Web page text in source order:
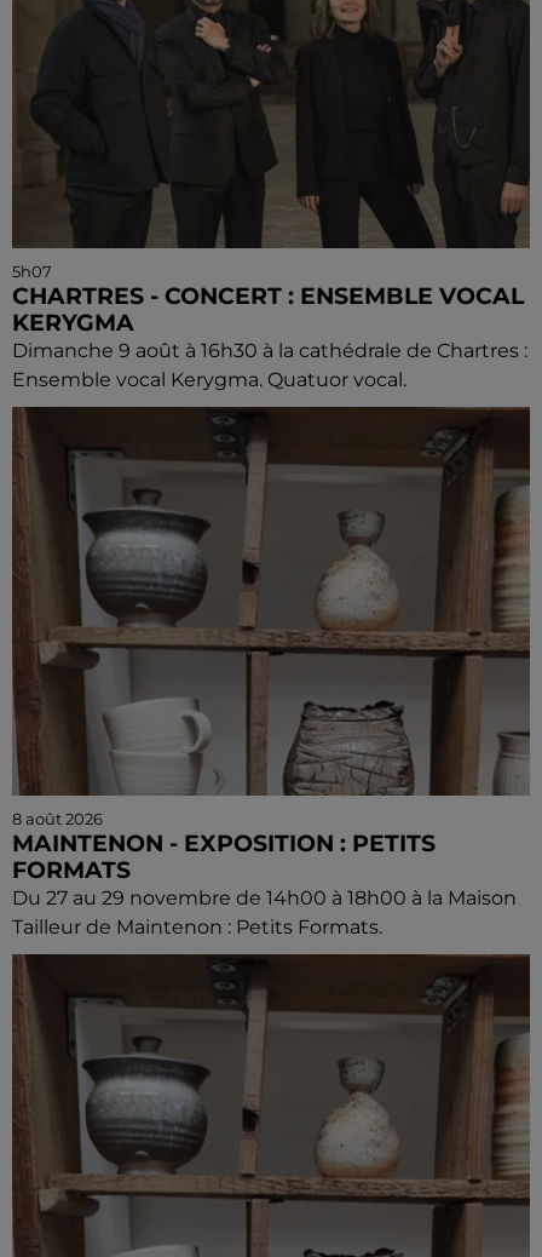
5h07
CHARTRES - CONCERT : ENSEMBLE VOCAL
KERYGMA
Dimanche 9 août à 16h30 à la cathédrale de Chartres :
Ensemble vocal Kerygma. Quatuor vocal.
8 août 2026
MAINTENON - EXPOSITION : PETITS
FORMATS
Du 27 au 29 novembre de 14h00 à 18h00 à la Maison
Tailleur de Maintenon : Petits Formats.